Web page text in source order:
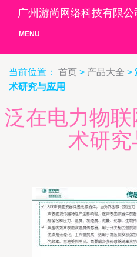
广州游尚网络科技有限公
MENU
当前位置： 首页 > 产品大全 >
术研究与应用
泛在电力物
术研究